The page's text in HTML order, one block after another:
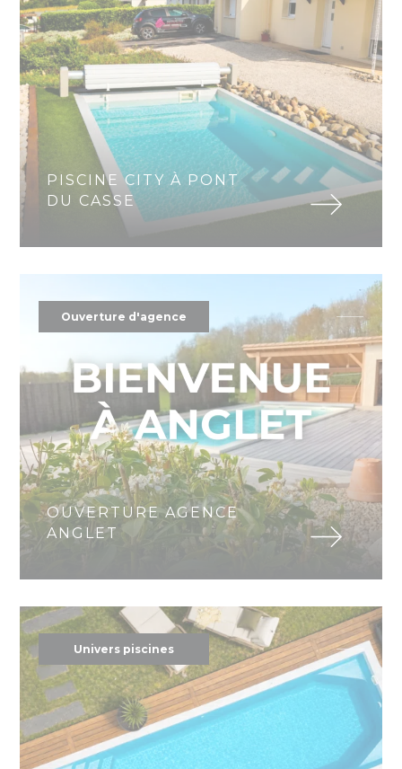
PISCINE CITY À PONT
DU CASSE
Ouverture d'agence
OUVERTURE AGENCE
ANGLET
Univers piscines